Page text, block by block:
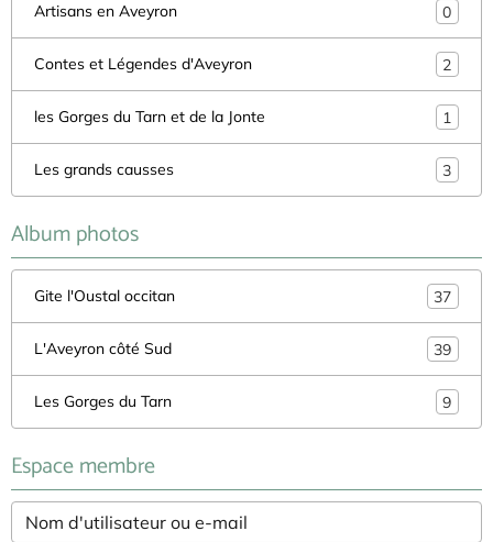
Artisans en Aveyron 0
Contes et Légendes d'Aveyron 2
les Gorges du Tarn et de la Jonte 1
Les grands causses 3
Album photos
Gite l'Oustal occitan 37
L'Aveyron côté Sud 39
Les Gorges du Tarn 9
Espace membre